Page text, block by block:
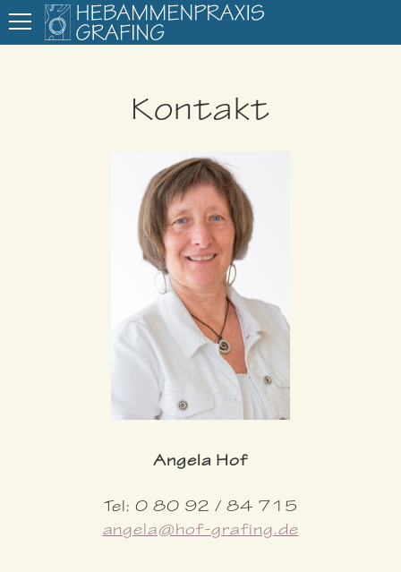
Kontakt
Angela Hof
Tel: 0 80 92 / 84 715
angela@hof-grafing.de